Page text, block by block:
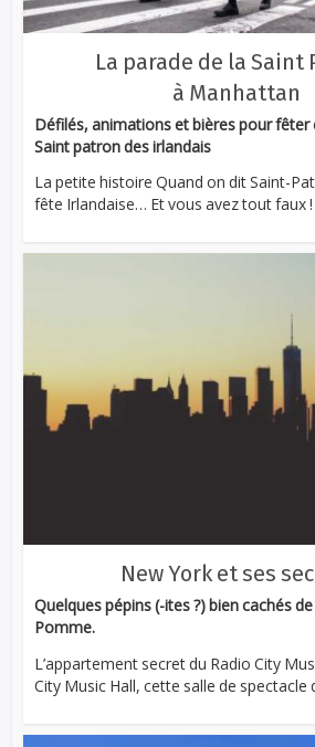
La parade de la Saint
à Manhattan
Défilés, animations et bières pour fêter
Saint patron des irlandais
La petite histoire Quand on dit Saint-
fête Irlandaise… Et vous avez tout faux !
New York et ses
Quelques pépins (-ites ?) bien cachés
Pomme.
L’appartement secret du Radio City
City Music Hall, cette salle de spectacle